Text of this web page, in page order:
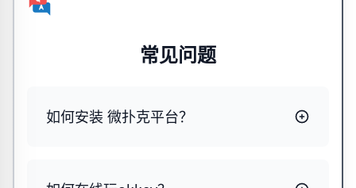
常见问题
如何安装 微扑克平台？